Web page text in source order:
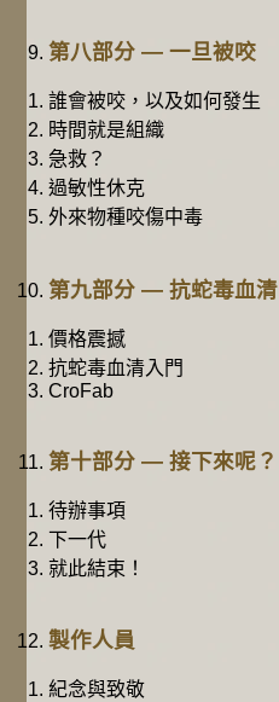
第八部分 — 一旦被咬
誰會被咬，以及如何發生
時間就是組織
急救？
過敏性休克
外來物種咬傷中毒
第九部分 — 抗蛇毒血清
價格震撼
抗蛇毒血清入門
CroFab
第十部分 — 接下來呢？
待辦事項
下一代
就此結束！
製作人員
紀念與致敬